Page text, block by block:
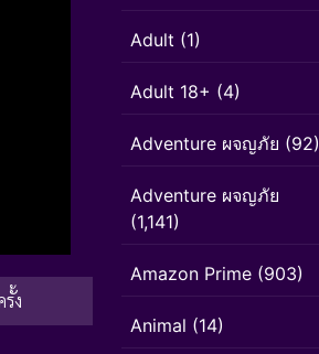
ง
Adult (1)
Adult 18+ (4)
Adventure ผจญภัย (92)
Adventure ผจญภัย
(1,141)
Amazon Prime (903)
Animal (14)